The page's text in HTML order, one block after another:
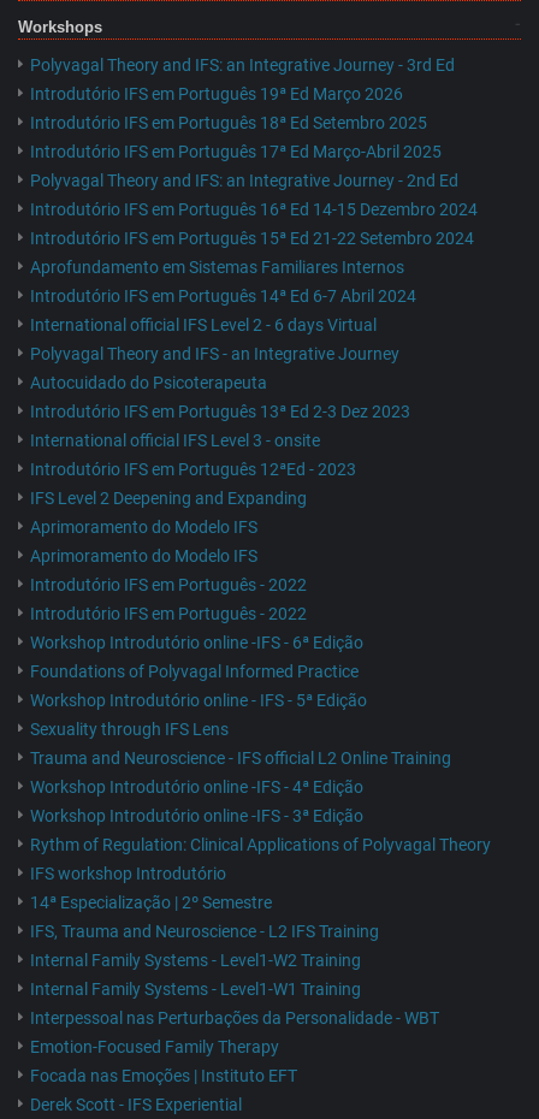
Workshops
Polyvagal Theory and IFS: an Integrative Journey - 3rd Ed
Introdutório IFS em Português 19ª Ed Março 2026
Introdutório IFS em Português 18ª Ed Setembro 2025
Introdutório IFS em Português 17ª Ed Março-Abril 2025
Polyvagal Theory and IFS: an Integrative Journey - 2nd Ed
Introdutório IFS em Português 16ª Ed 14-15 Dezembro 2024
Introdutório IFS em Português 15ª Ed 21-22 Setembro 2024
Aprofundamento em Sistemas Familiares Internos
Introdutório IFS em Português 14ª Ed 6-7 Abril 2024
International official IFS Level 2 - 6 days Virtual
Polyvagal Theory and IFS - an Integrative Journey
Autocuidado do Psicoterapeuta
Introdutório IFS em Português 13ª Ed 2-3 Dez 2023
International official IFS Level 3 - onsite
Introdutório IFS em Português 12ªEd - 2023
IFS Level 2 Deepening and Expanding
Aprimoramento do Modelo IFS
Aprimoramento do Modelo IFS
Introdutório IFS em Português - 2022
Introdutório IFS em Português - 2022
Workshop Introdutório online -IFS - 6ª Edição
Foundations of Polyvagal Informed Practice
Workshop Introdutório online - IFS - 5ª Edição
Sexuality through IFS Lens
Trauma and Neuroscience - IFS official L2 Online Training
Workshop Introdutório online -IFS - 4ª Edição
Workshop Introdutório online -IFS - 3ª Edição
Rythm of Regulation: Clinical Applications of Polyvagal Theory
IFS workshop Introdutório
14ª Especialização | 2º Semestre
IFS, Trauma and Neuroscience - L2 IFS Training
Internal Family Systems - Level1-W2 Training
Internal Family Systems - Level1-W1 Training
Interpessoal nas Perturbações da Personalidade - WBT
Emotion-Focused Family Therapy
Focada nas Emoções | Instituto EFT
Derek Scott - IFS Experiential